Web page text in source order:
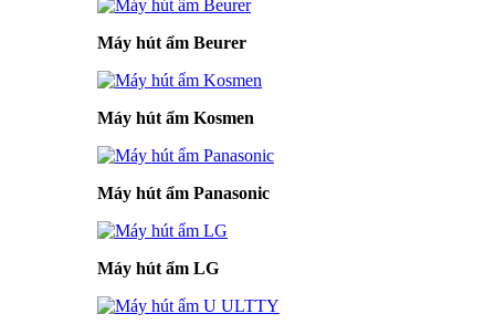
Máy hút ẩm Beurer
Máy hút ẩm Kosmen
Máy hút ẩm Panasonic
Máy hút ẩm LG